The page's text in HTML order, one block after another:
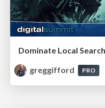
greggifford
PRO